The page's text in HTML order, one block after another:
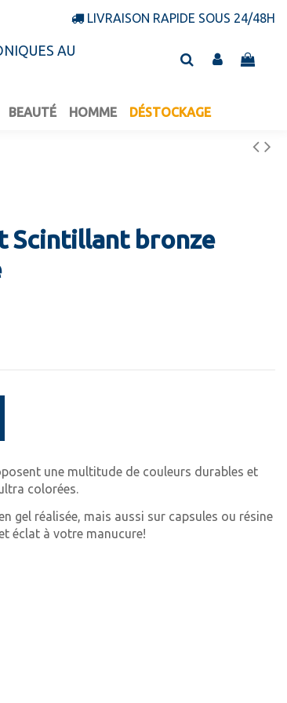
LIVRAISON RAPIDE SOUS 24/48H
AU
BEAUTÉ HOMME DÉSTOCKAGE
Scintillant bronze
une multitude de couleurs durables et
colorées.
gel réalisée, mais aussi sur capsules ou résine
éclat à votre manucure!